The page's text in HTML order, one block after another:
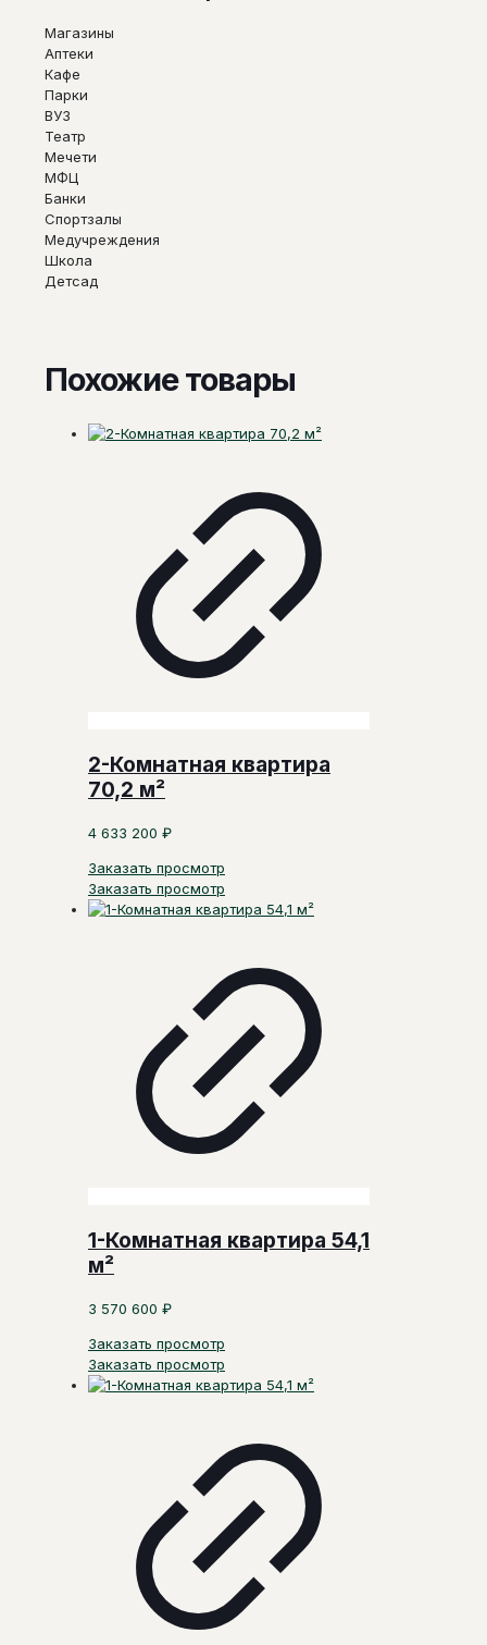
Магазины
Аптеки
Кафе
Парки
ВУЗ
Театр
Мечети
МФЦ
Банки
Спортзалы
Медучреждения
Школа
Детсад
Похожие товары
2-Комнатная квартира
70,2 м²
4 633 200 ₽
Заказать просмотр
Заказать просмотр
1-Комнатная квартира 54,1
м²
3 570 600 ₽
Заказать просмотр
Заказать просмотр